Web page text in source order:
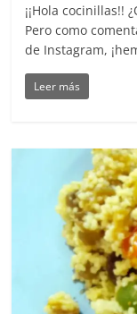
¡¡Hola cocinillas!!
Pero como
de Instagram,
Leer más